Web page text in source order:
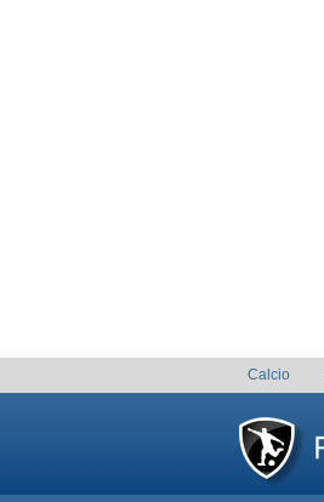
Calcio